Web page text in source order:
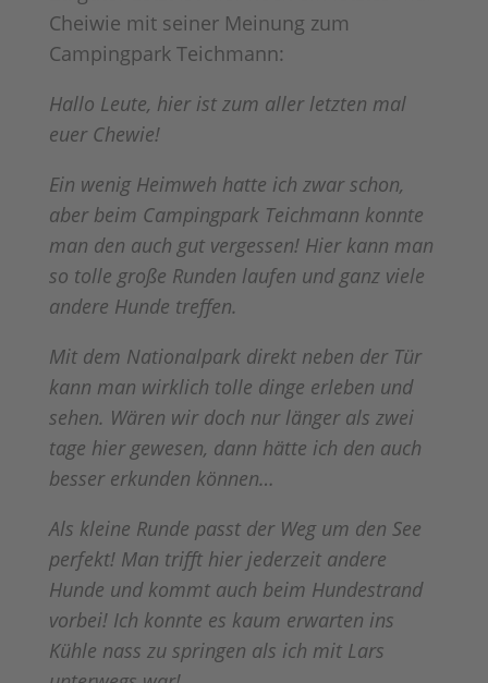
Cheiwie mit seiner Meinung zum
Campingpark Teichmann:
Hallo Leute, hier ist zum aller letzten mal
euer Chewie!
Ein wenig Heimweh hatte ich zwar schon,
aber beim Campingpark Teichmann konnte
man den auch gut vergessen! Hier kann man
so tolle große Runden laufen und ganz viele
andere Hunde treffen.
Mit dem Nationalpark direkt neben der Tür
kann man wirklich tolle dinge erleben und
sehen. Wären wir doch nur länger als zwei
tage hier gewesen, dann hätte ich den auch
besser erkunden können…
Als kleine Runde passt der Weg um den See
perfekt! Man trifft hier jederzeit andere
Hunde und kommt auch beim Hundestrand
vorbei! Ich konnte es kaum erwarten ins
Kühle nass zu springen als ich mit Lars